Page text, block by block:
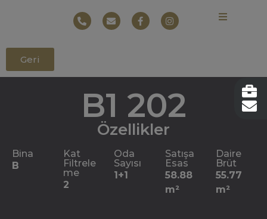
Geri
B1 202
Özellikler
Bina
B
Kat
Filtrele
me
2
Oda
Sayısı
1+1
Satışa
Esas
58.88
m²
Daire
Brüt
55.77
m²